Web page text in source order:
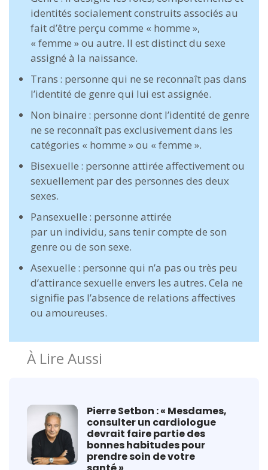
identités socialement construits associés au
fait d’être perçu comme « homme »,
« femme » ou autre. Il est distinct du sexe
assigné à la naissance.
Trans : personne qui ne se reconnaît pas dans
l’identité de genre qui lui est assignée.
Non binaire : personne dont l’identité de genre
ne se reconnaît pas exclusivement dans les
catégories « homme » ou « femme ».
Bisexuelle : personne attirée affectivement ou
sexuellement par des personnes des deux
sexes.
Pansexuelle : personne attirée
par un individu, sans tenir compte de son
genre ou de son sexe.
Asexuelle : personne qui n’a pas ou très peu
d’attirance sexuelle envers les autres. Cela ne
signifie pas l’absence de relations affectives
ou amoureuses.
À Lire Aussi
Pierre Setbon : « Mesdames,
consulter un cardiologue
devrait faire partie des
bonnes habitudes pour
prendre soin de votre